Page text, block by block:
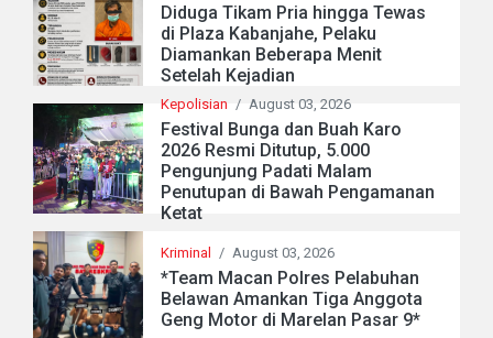
Diduga Tikam Pria hingga Tewas
di Plaza Kabanjahe, Pelaku
Diamankan Beberapa Menit
Setelah Kejadian
Kepolisian / August 03, 2026
Festival Bunga dan Buah Karo
2026 Resmi Ditutup, 5.000
Pengunjung Padati Malam
Penutupan di Bawah Pengamanan
Ketat
Kriminal / August 03, 2026
*Team Macan Polres Pelabuhan
Belawan Amankan Tiga Anggota
Geng Motor di Marelan Pasar 9*